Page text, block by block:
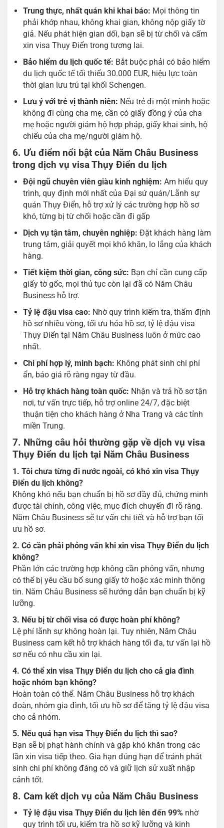
Trung thực, nhất quán khi khai báo: Mọi thông tin
phải khớp nhau, không khai gian, không nộp giấy tờ
giả. Nếu phát hiện gian dối, bạn sẽ bị từ chối và cấm
xin visa Thụy Điển trong tương lai.
Bảo hiểm du lịch quốc tế: Bắt buộc phải có bảo hiểm
du lịch quốc tế tối thiểu 30.000 EUR, hiệu lực toàn
thời gian lưu trú tại khối Schengen.
Lưu ý với trẻ vị thành niên: Nếu trẻ đi một mình hoặc
không đi cùng cha mẹ, cần có giấy đồng ý của cha
mẹ hoặc người giám hộ hợp pháp, giấy khai sinh, hộ
chiếu của cha mẹ/người giám hộ.
6. Ưu điểm nổi bật của Năm Châu Business
trong dịch vụ visa Thụy Điển du lịch
Đội ngũ chuyên viên giàu kinh nghiệm: Am hiểu quy
trình, quy định mới nhất của Đại sứ quán/Lãnh sự
quán Thụy Điển, hỗ trợ xử lý các trường hợp hồ sơ
khó, từng bị từ chối hoặc cần đi gấp
Dịch vụ tận tâm, chuyên nghiệp: Đặt khách hàng làm
trung tâm, giải quyết mọi khó khăn, lo lắng của khách
hàng.
Tiết kiệm thời gian, công sức: Bạn chỉ cần cung cấp
giấy tờ gốc, mọi thủ tục còn lại đã có Năm Châu
Business hỗ trợ.
Tỷ lệ đậu visa cao: Nhờ quy trình kiểm tra, thẩm định
hồ sơ nhiều vòng, tối ưu hóa hồ sơ, tỷ lệ đậu visa
Thụy Điển tại Năm Châu Business luôn ở mức cao
nhất.
Chi phí hợp lý, minh bạch: Không phát sinh chi phí
ẩn, báo giá rõ ràng ngay từ đầu.
Hỗ trợ khách hàng toàn quốc: Nhận và trả hồ sơ tận
nơi, tư vấn trực tiếp, hỗ trợ online 24/7, đặc biệt
thuận tiện cho khách hàng ở Nha Trang và các tỉnh
miền Trung.
7. Những câu hỏi thường gặp về dịch vụ visa
Thụy Điển du lịch tại Năm Châu Business
1. Tôi chưa từng đi nước ngoài, có khó xin visa Thụy
Điển du lịch không?
Không khó nếu bạn chuẩn bị hồ sơ đầy đủ, chứng minh
được tài chính, công việc, mục đích chuyến đi rõ ràng.
Năm Châu Business sẽ tư vấn chi tiết và hỗ trợ bạn tối
ưu hồ sơ.
2. Có cần phải phỏng vấn khi xin visa Thụy Điển du lịch
không?
Phần lớn các trường hợp không cần phỏng vấn, nhưng
có thể bị yêu cầu bổ sung giấy tờ hoặc xác minh thông
tin. Năm Châu Business sẽ hướng dẫn bạn chuẩn bị kỹ
lưỡng.
3. Nếu bị từ chối visa có được hoàn phí không?
Lệ phí lãnh sự không hoàn lại. Tuy nhiên, Năm Châu
Business cam kết hỗ trợ khách hàng tối đa, tư vấn lại hồ
sơ nếu có nhu cầu xin lại.
4. Có thể xin visa Thụy Điển du lịch cho cả gia đình
hoặc nhóm bạn không?
Hoàn toàn có thể. Năm Châu Business hỗ trợ khách
đoàn, nhóm gia đình, tối ưu hồ sơ để tăng tỷ lệ đậu visa
cho cả nhóm.
5. Nếu quá hạn visa Thụy Điển du lịch thì sao?
Bạn sẽ bị phạt hành chính và gặp khó khăn trong các
lần xin visa tiếp theo. Gia hạn đúng hạn để tránh phát
sinh chi phí không đáng có và giữ lịch sử xuất nhập
cảnh tốt.
8. Cam kết dịch vụ của Năm Châu Business
Tỷ lệ đậu visa Thụy Điển du lịch lên đến 99%nhờ
quy trình tối ưu, kiểm tra hồ sơ kỹ lưỡng và kinh